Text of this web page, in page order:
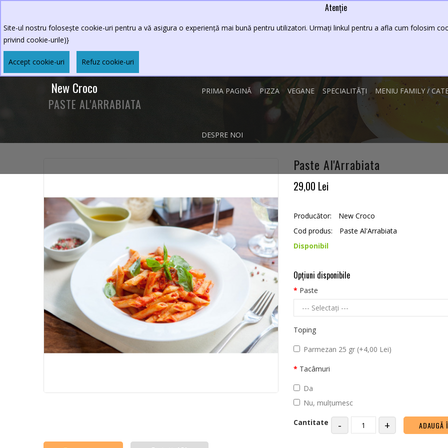
Atenție
Site-ul nostru folosește cookie-uri pentru a vă asigura o experiență mai bună pentru utilizatori. Urmați linkul pentru a afla cum folosim
privind cookie-urile)}
Accept cookie-uri Refuz cookie-uri
New Croco PRIMA PAGINĂ PIZZA VEGANE SPECIALITĂȚI MENIU FAMILY /
DESPRE NOI
PASTE AL'ARRABIATA
Paste Al'Arrabiata
29,00 Lei
Producător:
New Croco
Cod produs:
Paste Al'Arrabiata
Disponibil
Opţiuni disponibile
Paste
Toping
Parmezan 25 gr (+4,00 Lei)
Tacâmuri
Da
Nu, mulțumesc
Cantitate - + ADAUGĂ